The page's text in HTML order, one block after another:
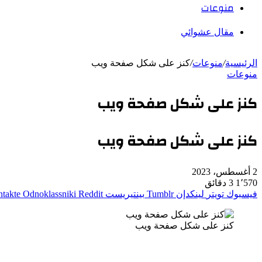
منوعات
مقال عشوائي
الرئيسية/منوعات/كنز على شكل صفحة ويب
منوعات
كنز على شكل صفحة ويب
كنز على شكل صفحة ويب
2 أغسطس، 2023
1٬570 3 دقائق
فيسبوك تويتر لينكدإن بينتيريست Odnoklassniki
كنز على شكل صفحة ويب